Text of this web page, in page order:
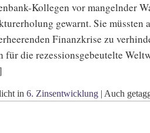
Kollegen vor mangelnder
gewarnt. Sie müssten
Finanzkrise zu
für die rezessionsgebeutelte
in 6. Zinsentwicklung | Auch